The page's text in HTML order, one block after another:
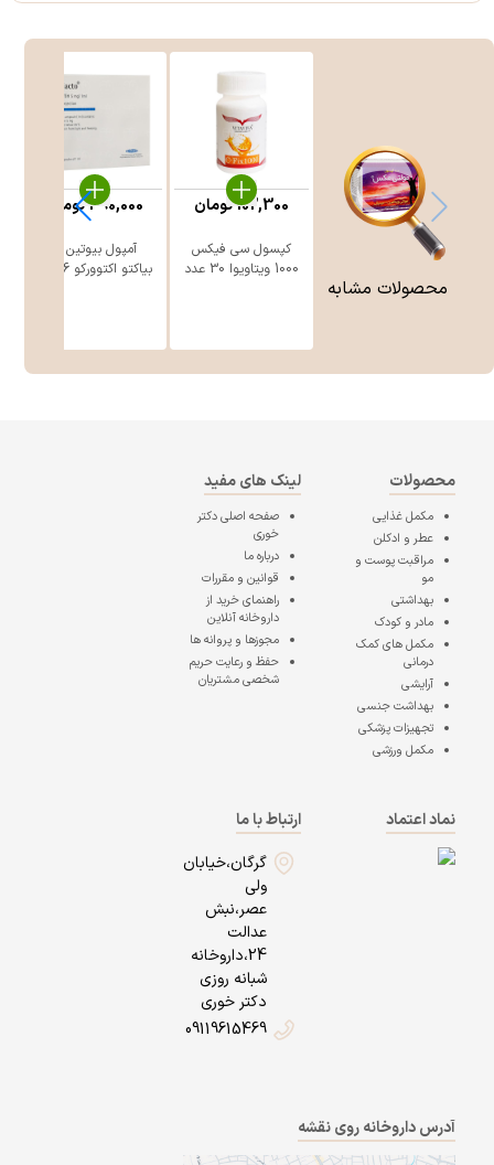
محصولات مشابه
کپسول سی فیکس
1000 ویتاویوا 30 عدد
102,300تومان
بیاکتو اکتوورکو 6 عدد
390,000تومان
محصولات
مکمل غذایی
عطر و ادکلن
مراقبت پوست و
مو
بهداشتی
مادر و کودک
مکمل های کمک
درمانی
آرایشی
بهداشت جنسی
تجهیزات پزشکی
مکمل ورزشی
لینک های مفید
صفحه اصلیدکتر
خوری
درباره ما
قوانین و مقررات
راهنمای خرید از
داروخانه آنلاین
مجوزها و پروانه ها
حفظ و رعایت حریم
شخصی مشتریان
نماد اعتماد
ارتباط با ما
گرگان،خیابان
ولی
عصر،نبش
عدالت
24،داروخانه
شبانه روزی
دکتر خوری
09119615469
آدرس داروخانه روی نقشه